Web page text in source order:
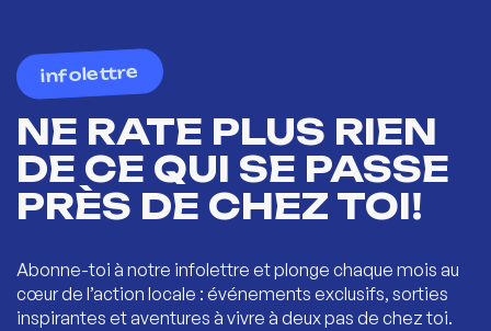
infolettre
NE RATE PLUS RIEN
DE CE QUI SE PASSE
PRÈS DE CHEZ TOI!
Abonne-toi à notre infolettre et plonge chaque mois au
cœur de l’action locale : événements exclusifs, sorties
inspirantes et aventures à vivre à deux pas de chez toi.